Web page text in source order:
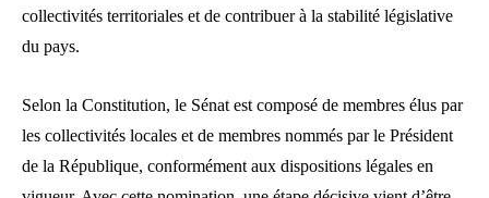
collectivités territoriales et de contribuer à la stabilité législative
du pays.
Selon la Constitution, le Sénat est composé de membres élus par
les collectivités locales et de membres nommés par le Président
de la République, conformément aux dispositions légales en